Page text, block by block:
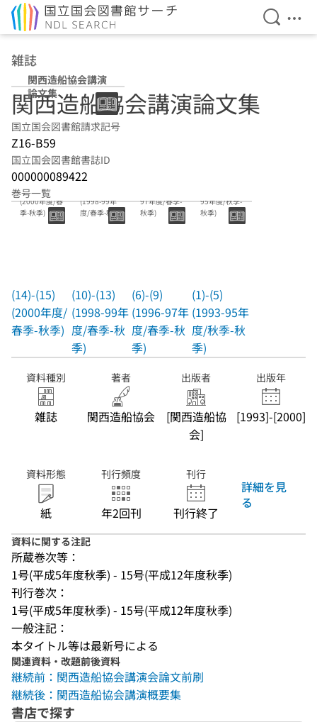
検索を
メ
雑誌
関西造船協会講演
論文集
関西造船協会講演論文集
国立国会図書館請求記号
Z16-B59
国立国会図書館書誌ID
000000089422
巻号一覧
(14)-(15)
(2000年度/春
季-秋季)
(14)-(15)
(2000年度/
春季-秋季)
(1998-99年
度/春季-秋季)
(10)-(13)
(1998-99年
度/春季-秋
季)
97年度/春季-
秋季)
(6)-(9)
(1996-97年
度/春季-秋
季)
95年度/秋季-
秋季)
(1)-(5)
(1993-95年
度/秋季-秋
季)
資料種別
雑誌
著者
関西造船協会
出版者
[関西造船協
会]
出版年
[1993]-[2000]
資料形態
紙
刊行頻度
年2回刊
刊行
刊行終了
詳細を見
る
資料に関する注記
所蔵巻次等：
1号(平成5年度秋季) - 15号(平成12年度秋季)
刊行巻次：
1号(平成5年度秋季) - 15号(平成12年度秋季)
一般注記：
本タイトル等は最新号による
関連資料・改題前後資料
継続前：関西造船協会講演会論文前刷
継続後：関西造船協会講演概要集
書店で探す